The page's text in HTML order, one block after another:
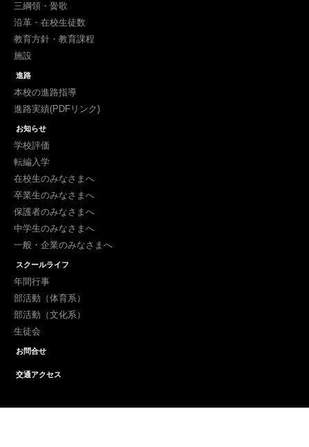
三綱領・黌歌
沿革・在校生徒数
教育方針・教育課程
施設
進路
本校の進路指導
進路実績(PDFリンク)
お知らせ
学校評価
転編入学
在校生のみなさまへ
卒業生のみなさまへ
保護者のみなさまへ
中学生のみなさまへ
一般・企業のみなさまへ
スクールライフ
年間行事
部活動（体育系）
部活動（文化系）
生徒会
お問合せ
交通アクセス